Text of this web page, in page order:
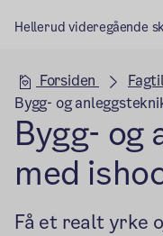
Hellerud videregående
Forsiden
Bygg- og
Bygg- og
med
Få et realt yrke